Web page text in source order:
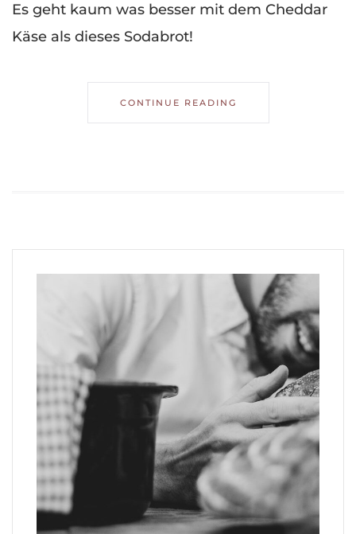
Es geht kaum was besser mit dem Cheddar
Käse als dieses Sodabrot!
CONTINUE READING